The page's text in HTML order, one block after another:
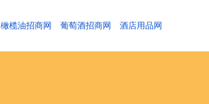
橄榄油招商网 葡萄酒招商网 酒店用品网